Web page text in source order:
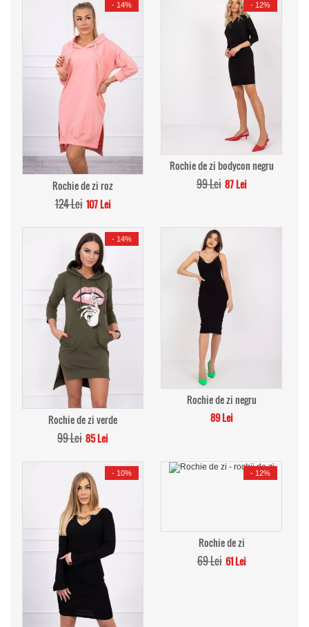
- 14%
Rochie de zi roz
124 Lei 107 Lei
- 12%
Rochie de zi bodycon negru
99 Lei 87 Lei
- 14%
Rochie de zi verde
99 Lei 85 Lei
Rochie de zi negru
89 Lei
- 10% - 12%
Rochie de zi
69 Lei 61 Lei